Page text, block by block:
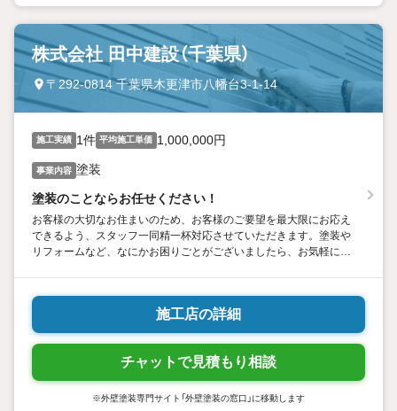
株式会社 田中建設（千葉県）
〒292-0814 千葉県木更津市八幡台3-1-14
施工実績 1件 平均施工単価 1,000,000円
事業内容 塗装
塗装のことならお任せください！
お客様の大切なお住まいのため、お客様のご要望を最大限にお応え
できるよう、スタッフ一同精一杯対応させていただきます。塗装や
リフォームなど、なにかお困りごとがございましたら、お気軽にご
施工店の詳細
チャットで見積もり相談
※外壁塗装専門サイト「外壁塗装の窓口」に移動します